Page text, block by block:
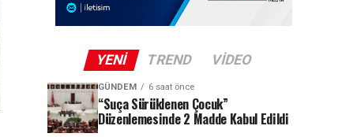
YENI TREND VIDEO
GÜNDEM 6 saat önce
“Suça Sürüklenen Çocuk”
Düzenlemesinde 2 Madde Kabul Edildi